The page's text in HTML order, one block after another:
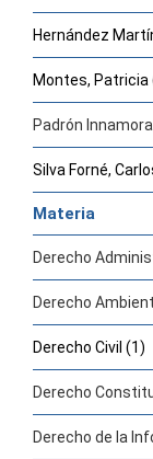
Hernández
Montes, Patricia
Padrón
Silva Forné,
Materia
Derecho
Derecho
Derecho Civil (1)
Derecho
Derecho de la